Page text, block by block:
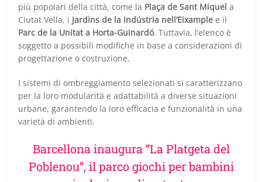
più popolari della città, come la Plaça de Sant Miquel a
Ciutat Vella, i Jardins de la Indústria nell’Eixample e il
Parc de la Unitat a Horta-Guinardó. Tuttavia, l’elenco è
soggetto a possibili modifiche in base a considerazioni di
progettazione o costruzione.
I sistemi di ombreggiamento selezionati si caratterizzano
per la loro modularità e adattabilità a diverse situazioni
urbane, garantendo la loro efficacia e funzionalità in una
varietà di ambienti.
Barcellona inaugura “La Platgeta del
Poblenou”, il parco giochi per bambini